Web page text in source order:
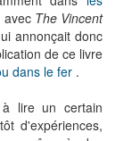
avec The Vincent
annonçait donc
de ce livre
dans le fer .
lire un certain
d'expériences,